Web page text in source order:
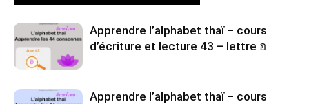
Apprendre l’alphabet thaï – cours
d’écriture et lecture 43 – lettre อ
Apprendre l’alphabet thaï – cours